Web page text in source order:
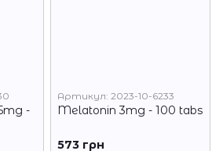
-
Артикул: 2023-10-6233
Melatonin 3mg - 100 tabs
573 грн